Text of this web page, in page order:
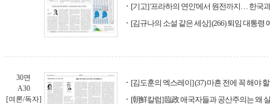
[기고] '프라하의 연인'에서 원전까지… 한국
[김규나의 소설 같은 세상] (266) 퇴임 대통령
30면
A30
[여론/독자]
[김도훈의 엑스레이] (37) 마흔 전에 꼭 해야
[朝鮮칼럼] 臨政 애국자들과 공산주의는 왜